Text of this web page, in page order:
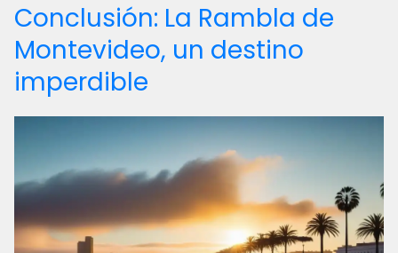
Conclusión: La Rambla de
Montevideo, un destino
imperdible